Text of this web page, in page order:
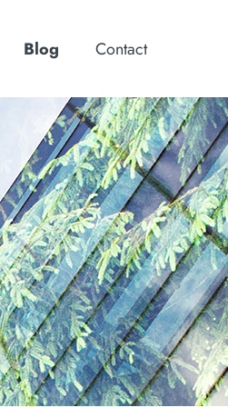
Blog Contact